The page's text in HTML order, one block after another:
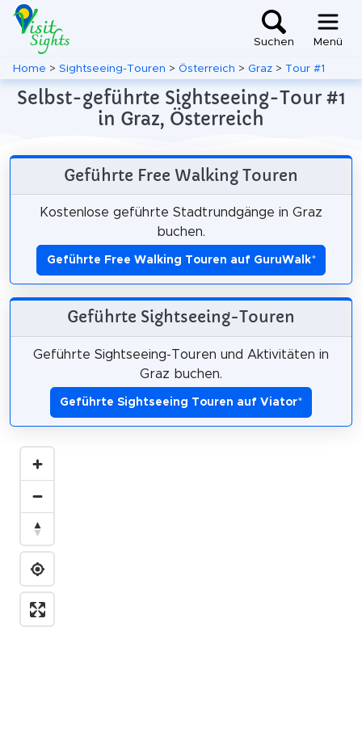
Suchen Menü
Home > Sightseeing-Touren > Österreich > Graz > Tour #1
Selbst-geführte Sightseeing-Tour #1
in Graz, Österreich
Geführte Free Walking Touren
Kostenlose geführte Stadtrundgänge in Graz
buchen.
Geführte Free Walking Touren auf GuruWalk*
Geführte Sightseeing-Touren
Geführte Sightseeing-Touren und Aktivitäten in
Graz buchen.
Geführte Sightseeing Touren auf Viator*